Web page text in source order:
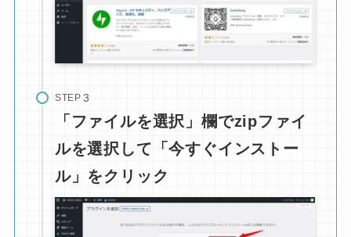
STEP
「ファイルを選択」欄でzipファイ
ルを選択して「今すぐインストー
ル」をクリック